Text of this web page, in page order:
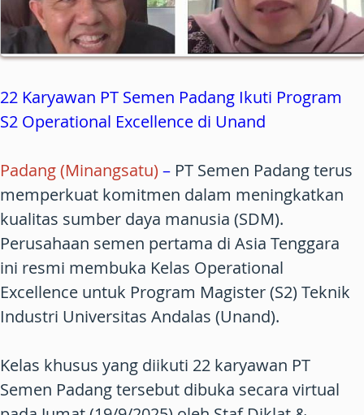
22 Karyawan PT Semen Padang Ikuti Program
S2 Operational Excellence di Unand
Padang (Minangsatu) – PT Semen Padang terus
memperkuat komitmen dalam meningkatkan
kualitas sumber daya manusia (SDM).
Perusahaan semen pertama di Asia Tenggara
ini resmi membuka Kelas Operational
Excellence untuk Program Magister (S2) Teknik
Industri Universitas Andalas (Unand).
Kelas khusus yang diikuti 22 karyawan PT
Semen Padang tersebut dibuka secara virtual